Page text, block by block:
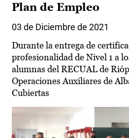
Plan de Empleo
03 de Diciembre de 2021
Durante la entrega de
profesionalidad de Nivel 1 a
alumnas del RECUAL de
Operaciones Auxiliares de
Cubiertas